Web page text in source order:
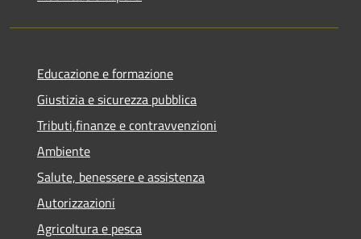
Educazione e formazione
Giustizia e sicurezza pubblica
Tributi,finanze e contravvenzioni
Ambiente
Salute, benessere e assistenza
Autorizzazioni
Agricoltura e pesca